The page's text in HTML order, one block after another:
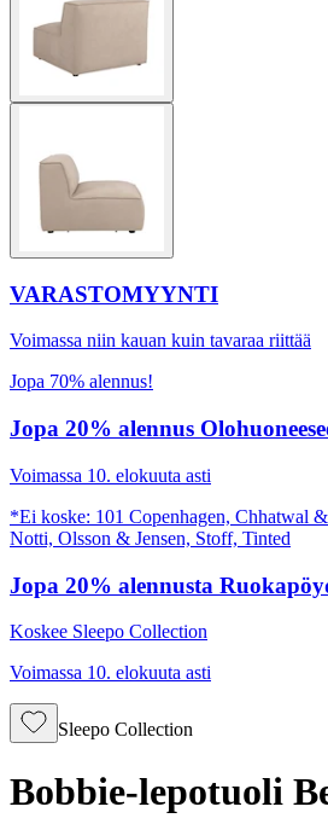
VARASTOMYYNTI
Voimassa niin kauan kuin tavaraa riittää
Jopa 70% alennus!
Jopa 20% alennus
Voimassa 10. elokuuta asti
*Ei koske: 101 Copenhagen, Chhatwal
Notti, Olsson & Jensen, Stoff, Tinted
Jopa 20% alennusta
Koskee Sleepo Collection
Voimassa 10. elokuuta asti
Sleepo Collection
Bobbie-lepotuoli